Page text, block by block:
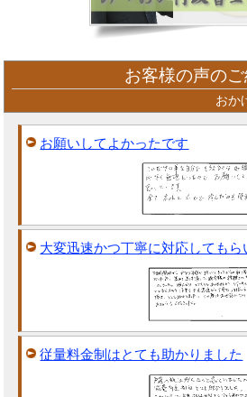
お客様の声の
おか
お願いしてよかったです
大変迅速かつ丁寧に対応してもら
従量料金制はとても助かりました